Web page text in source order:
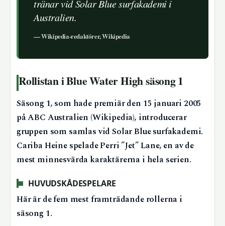
tränar vid Solar Blue surfakademi i
Australien.
— Wikipedia-redaktörer, Wikipedia
Rollistan i Blue Water High säsong 1
Säsong 1, som hade premiär den 15 januari 2005
på ABC Australien (Wikipedia), introducerar
gruppen som samlas vid Solar Blue surfakademi.
Cariba Heine spelade Perri ”Jet” Lane, en av de
mest minnesvärda karaktärerna i hela serien.
HUVUDSKÅDESPELARE
Här är de fem mest framträdande rollerna i
säsong 1.